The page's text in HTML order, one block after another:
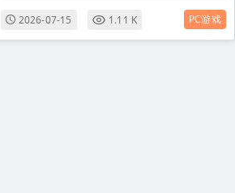
2026-07-15 1.11 K PC游戏